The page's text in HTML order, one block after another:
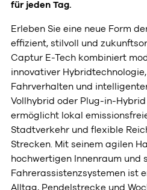
für jeden Tag.
Erleben Sie eine neue Form
effizient, stilvoll und
Captur E-Tech kombiniert
innovativer
Fahrverhalten und
Vollhybrid oder Plug-in-
ermöglicht lokal
Stadtverkehr und flexible
Strecken. Mit seinem agilen
hochwertigen Innenraum und
Fahrerassistenzsystemen ist
Alltag, Pendelstrecke und